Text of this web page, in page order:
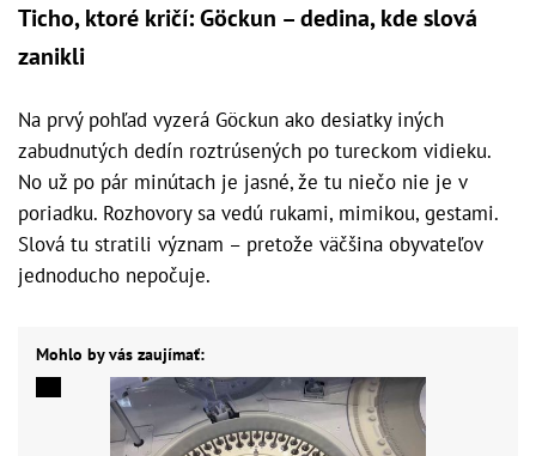
Ticho, ktoré kričí: Göckun – dedina, kde slová
zanikli
Na prvý pohľad vyzerá Göckun ako desiatky iných
zabudnutých dedín roztrúsených po tureckom vidieku.
No už po pár minútach je jasné, že tu niečo nie je v
poriadku. Rozhovory sa vedú rukami, mimikou, gestami.
Slová tu stratili význam – pretože väčšina obyvateľov
jednoducho nepočuje.
Mohlo by vás zaujímať: